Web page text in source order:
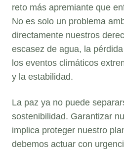
reto más apremiante que
No es solo un problema
directamente nuestros
escasez de agua, la
los eventos climáticos
y la estabilidad.
La paz ya no puede
sostenibilidad. Garantizar
implica proteger nuestro
debemos actuar con